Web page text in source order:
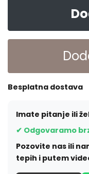
Besplatna dostava
Imate pitanje ili
✔ Odgovaramo
Pozovite nas ili
tepih i putem